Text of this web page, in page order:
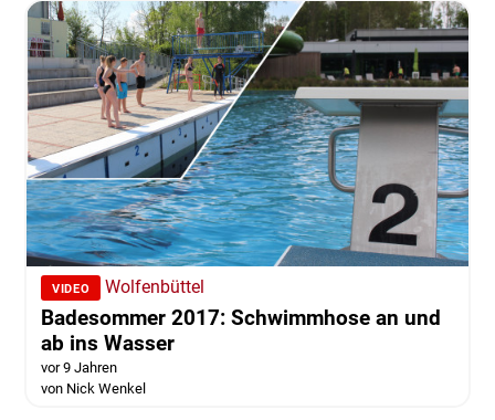
VIDEO Wolfenbüttel
Badesommer 2017: Schwimmhose an und
ab ins Wasser
vor 9 Jahren
von Nick Wenkel